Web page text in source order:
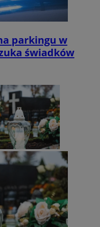
parkingu w
świadków